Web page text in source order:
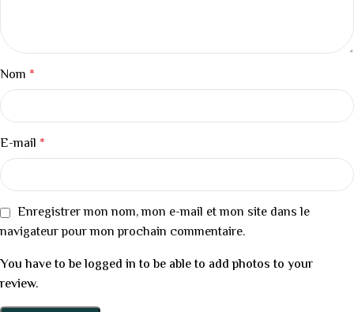
Nom *
E-mail *
Enregistrer mon nom, mon e-mail et mon site dans le
navigateur pour mon prochain commentaire.
You have to be logged in to be able to add photos to your
review.